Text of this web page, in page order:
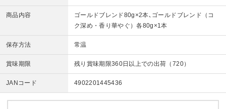
商品内容
ゴールドブレンド80g×2本､ゴールドブレンド（コ
ク深め・香り華やぐ）各80g×1本
保存方法 常温
賞味期限 残り賞味期限360日以上での出荷（720）
JANコード 4902201445436